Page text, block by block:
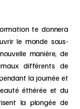
te donnera
le monde sous-
manière, de
différents de
la journée et
éthérée et du
la plongée de